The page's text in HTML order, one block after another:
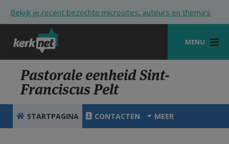
Bekijk je recent bezochte microsites, auteurs en thema's
MENU
STARTPAGINA
KERK
VIERINGEN
Pastorale eenheid Sint-
Franciscus Pelt
STARTPAGINA CONTACTEN MEER